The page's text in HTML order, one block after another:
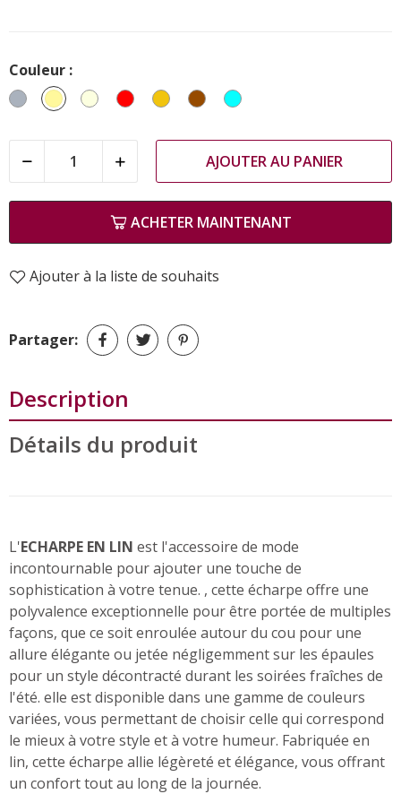
Couleur :
Gris
BeigeBlancRougeJauneMarronTurquoise
AJOUTER AU PANIER
ACHETER MAINTENANT
Ajouter à la liste de souhaits
Partager:
Description
Détails du produit
L'ECHARPE EN LIN est l'accessoire de mode
incontournable pour ajouter une touche de
sophistication à votre tenue. , cette écharpe offre une
polyvalence exceptionnelle pour être portée de multiples
façons, que ce soit enroulée autour du cou pour une
allure élégante ou jetée négligemment sur les épaules
pour un style décontracté durant les soirées fraîches de
l'été. elle est disponible dans une gamme de couleurs
variées, vous permettant de choisir celle qui correspond
le mieux à votre style et à votre humeur. Fabriquée en
lin, cette écharpe allie légèreté et élégance, vous offrant
un confort tout au long de la journée.